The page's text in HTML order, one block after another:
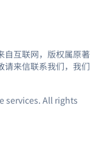
自互联网，版权属原著
请来信联系我们，我们
services. All rights